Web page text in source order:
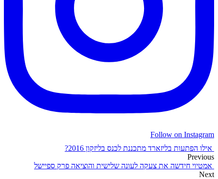
Follow on Instagram
אילו הפתעות בליזארד מתכננת לכנס בליזקון 2016?
Previous
אמטיוי חידשה את צעקה לעונה שלישית והוציאה פרק ספיישל
Next